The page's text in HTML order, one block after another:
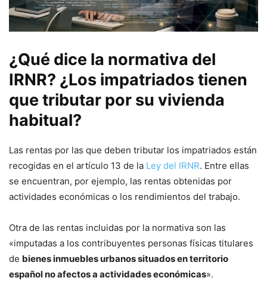
¿Qué dice la normativa del
IRNR? ¿Los impatriados tienen
que tributar por su vivienda
habitual?
Las rentas por las que deben tributar los impatriados están
recogidas en el artículo 13 de la Ley del IRNR. Entre ellas
se encuentran, por ejemplo, las rentas obtenidas por
actividades económicas o los rendimientos del trabajo.
Otra de las rentas incluidas por la normativa son las
«imputadas a los contribuyentes personas físicas titulares
de bienes inmuebles urbanos situados en territorio
español no afectos a actividades económicas».